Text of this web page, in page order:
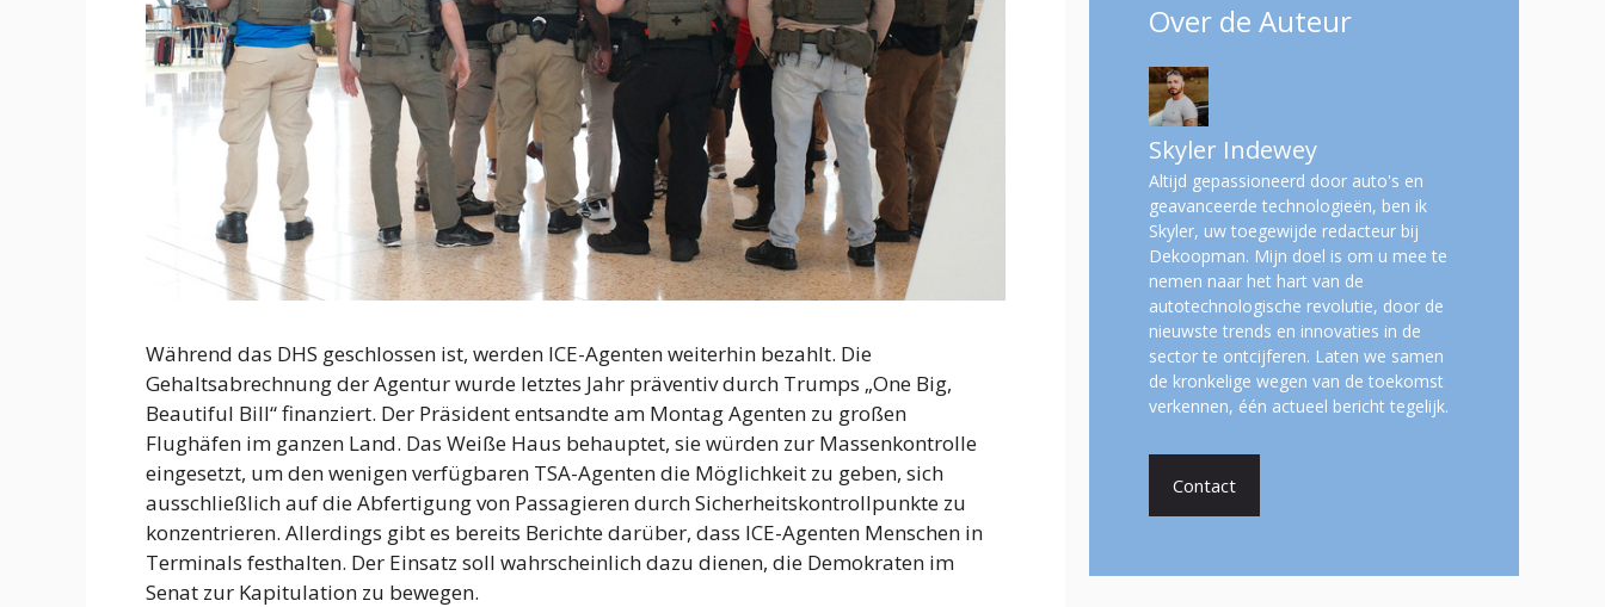
Während das DHS geschlossen ist, werden ICE-Agenten weiterhin bezahlt. Die
Gehaltsabrechnung der Agentur wurde letztes Jahr präventiv durch Trumps „One Big,
Beautiful Bill“ finanziert. Der Präsident entsandte am Montag Agenten zu großen
Flughäfen im ganzen Land. Das Weiße Haus behauptet, sie würden zur Massenkontrolle
eingesetzt, um den wenigen verfügbaren TSA-Agenten die Möglichkeit zu geben, sich
ausschließlich auf die Abfertigung von Passagieren durch Sicherheitskontrollpunkte zu
konzentrieren. Allerdings gibt es bereits Berichte darüber, dass ICE-Agenten Menschen in
Terminals festhalten. Der Einsatz soll wahrscheinlich dazu dienen, die Demokraten im
Senat zur Kapitulation zu bewegen.
Over de Auteur
Skyler Indewey
Altijd gepassioneerd door auto's en
geavanceerde technologieën, ben ik
Skyler, uw toegewijde redacteur bij
Dekoopman. Mijn doel is om u mee te
nemen naar het hart van de
autotechnologische revolutie, door de
nieuwste trends en innovaties in de
sector te ontcijferen. Laten we samen
de kronkelige wegen van de toekomst
verkennen, één actueel bericht tegelijk.
Contact